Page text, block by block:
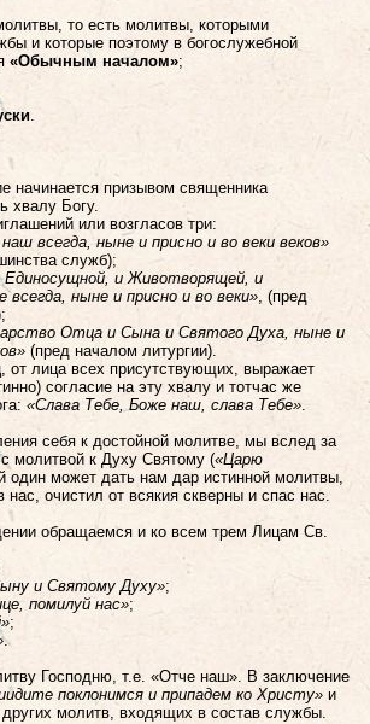
то есть молитвы, которыми
и которые поэтому в богослужебной
«Обычным началом»;
.
начинается призывом священника
хвалу Богу.
или возгласов три:
всегда, ныне и присно и во веки веков»
служб);
Единосущной, и Животворящей, и
всегда, ныне и присно и во веки», (пред
Отца и Сына и Святого Духа, ныне и
(пред началом литургии).
от лица всех присутствующих, выражает
согласие на эту хвалу и тотчас же
«Слава Тебе, Боже наш, слава Тебе».
себя к достойной молитве, мы вслед за
молитвой к Духу Святому («Царю
один может дать нам дар истинной молитвы,
очистил от всякия скверны и спас нас.
обращаемся и ко всем трем Лицам Св.
и Святому Духу»;
помилуй нас»;
;
.
Господню, т.е. «Отче наш». В заключение
поклонимся и припадем ко Христу»и
молитв, входящих в состав службы.